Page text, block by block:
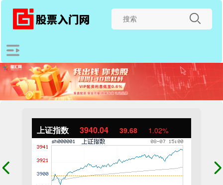
上证指数 3940.04 39.68 1.02%